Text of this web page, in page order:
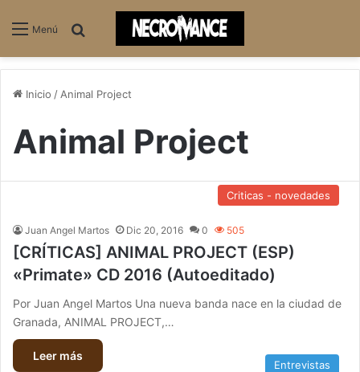
Menú
Inicio / Animal Project
Animal Project
Criticas - novedades
Juan Angel Martos Dic 20, 2016 0 505
[CRÍTICAS] ANIMAL PROJECT (ESP)
«Primate» CD 2016 (Autoeditado)
Por Juan Angel Martos Una nueva banda nace en la ciudad de
Granada, ANIMAL PROJECT,…
Leer más
Entrevistas